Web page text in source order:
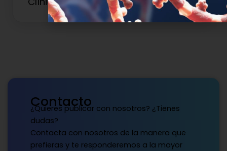
Contacto
¿Quieres publicar con nosotros? ¿Tienes
dudas?
Contacta con nosotros de la manera que
prefieras y te responderemos a la mayor